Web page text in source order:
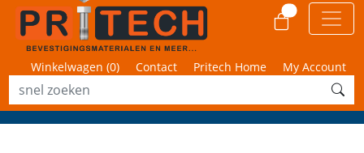
Winkelwagen (0) Contact Pritech Home My Account